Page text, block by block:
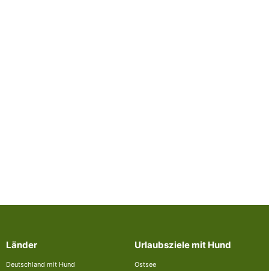
Länder
Deutschland mit Hund
Urlaubsziele mit Hund
Ostsee